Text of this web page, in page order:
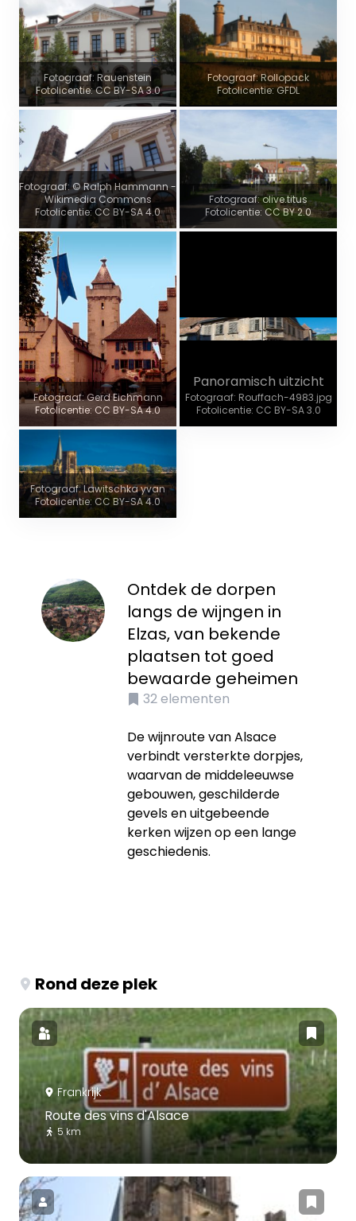
Fotograaf: Rauenstein
Fotolicentie: CC BY-SA 3.0
Fotograaf: Rollopack
Fotolicentie: GFDL
Fotograaf: © Ralph Hammann -
Wikimedia Commons
Fotolicentie: CC BY-SA 4.0
Fotograaf: olive.titus
Fotolicentie: CC BY 2.0
Fotograaf: Gerd Eichmann
Fotolicentie: CC BY-SA 4.0
Panoramisch uitzicht
Fotograaf: Rouffach-4983.jpg
Fotolicentie: CC BY-SA 3.0
Fotograaf: Lawitschka yvan
Fotolicentie: CC BY-SA 4.0
Ontdek de dorpen
langs de wijngen in
Elzas, van bekende
plaatsen tot goed
bewaarde geheimen
32elementen
De wijnroute van Alsace
verbindt versterkte dorpjes,
waarvan de middeleeuwse
gebouwen, geschilderde
gevels en uitgebeende
kerken wijzen op een lange
geschiedenis.
Rond deze plek
Frankrijk
Route des vins d'Alsace
5 km